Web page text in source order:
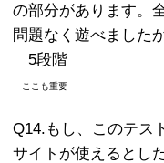
の部分があります。
問題なく遊べました
5段階
ここも重要
Q14.もし、このテス
サイトが使えるとし